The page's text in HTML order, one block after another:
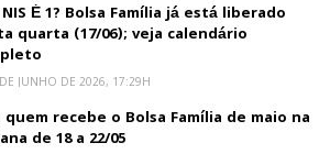
É 1? Bolsa Família já está liberado
quarta (17/06); veja calendário
JUNHO DE 2026, 17:29H
quem recebe o Bolsa Família de maio na
de 18 a 22/05